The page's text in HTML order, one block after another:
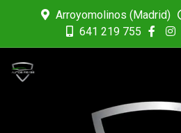
Arroyomolinos (Madrid)
641 219 755